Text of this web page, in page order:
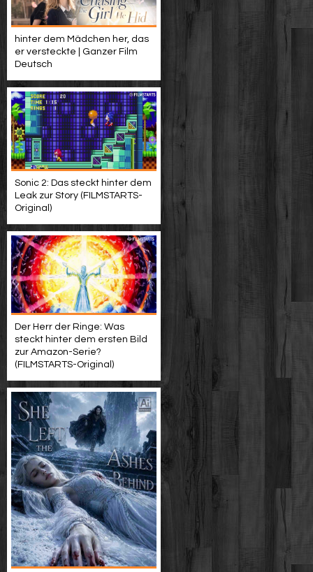
hinter dem Mädchen her, das
er versteckte | Ganzer Film
Deutsch
Sonic 2: Das steckt hinter dem
Leak zur Story (FILMSTARTS-
Original)
Der Herr der Ringe: Was
steckt hinter dem ersten Bild
zur Amazon-Serie?
(FILMSTARTS-Original)